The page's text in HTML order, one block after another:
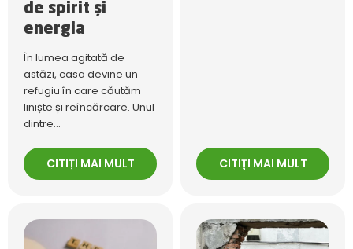
de spirit și
energia
În lumea agitată de
astăzi, casa devine un
refugiu în care căutăm
liniște și reîncărcare. Unul
dintre...
CITIȚI MAI MULT
..
CITIȚI MAI MULT